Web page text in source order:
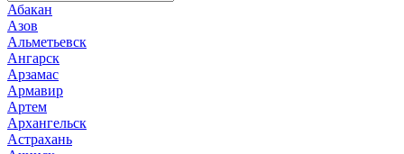
Абакан
Азов
Альметьевск
Ангарск
Арзамас
Армавир
Артем
Архангельск
Астрахань